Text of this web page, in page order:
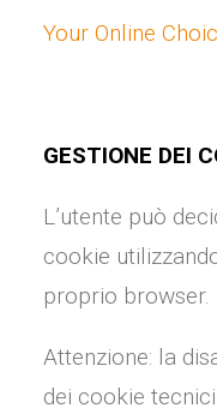
Your Online
GESTIONE DEI
L’utente può
cookie
proprio browser.
Attenzione: la
dei cookie